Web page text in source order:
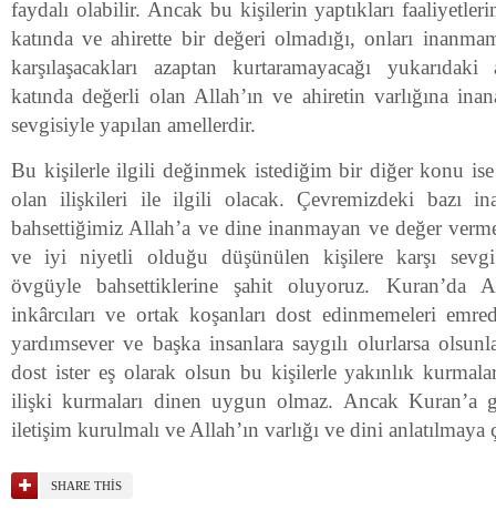
faydalı olabilir. Ancak bu kişilerin yaptıkları
katında ve ahirette bir değeri olmadığı, onları
karşılaşacakları azaptan kurtaramayacağı
katında değerli olan Allah’ın ve ahiretin varlığına
sevgisiyle yapılan amellerdir.
Bu kişilerle ilgili değinmek istediğim bir diğer konu ise
olan ilişkileri ile ilgili olacak. Çevremizdeki bazı
bahsettiğimiz Allah’a ve dine inanmayan ve değer
ve iyi niyetli olduğu düşünülen kişilere karşı sevgi
övgüyle bahsettiklerine şahit oluyoruz. Kuran’da
inkârcıları ve ortak koşanları dost edinmemeleri
yardımsever ve başka insanlara saygılı olurlarsa
dost ister eş olarak olsun bu kişilerle yakınlık
ilişki kurmaları dinen uygun olmaz. Ancak Kuran’a
iletişim kurulmalı ve Allah’ın varlığı ve dini anlatılmaya
SHARE THIS